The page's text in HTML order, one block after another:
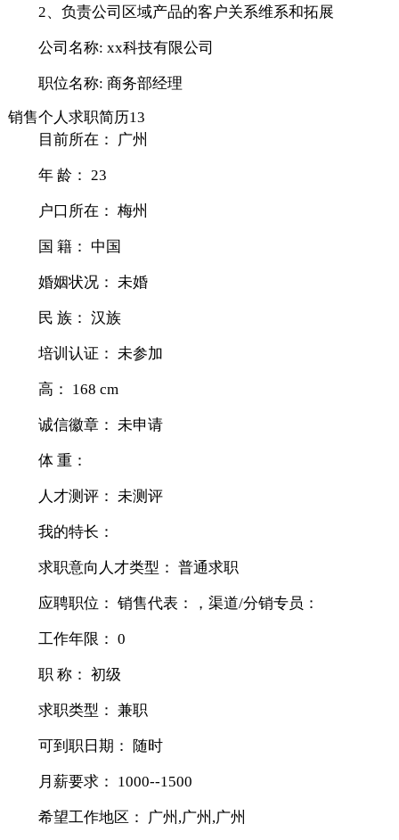
2、负责公司区域产品的客户关系维系和拓展
公司名称: xx科技有限公司
职位名称: 商务部经理
销售个人求职简历13
目前所在： 广州
年 龄： 23
户口所在： 梅州
国 籍： 中国
婚姻状况： 未婚
民 族： 汉族
培训认证： 未参加
高： 168 cm
诚信徽章： 未申请
体 重：
人才测评： 未测评
我的特长：
求职意向人才类型： 普通求职
应聘职位： 销售代表：，渠道/分销专员：
工作年限： 0
职 称： 初级
求职类型： 兼职
可到职日期： 随时
月薪要求： 1000--1500
希望工作地区： 广州,广州,广州